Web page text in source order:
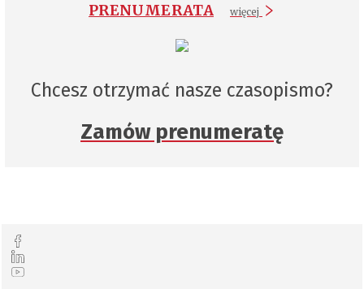
PRENUMERATA więcej
Chcesz otrzymać nasze czasopismo?
Zamów prenumeratę